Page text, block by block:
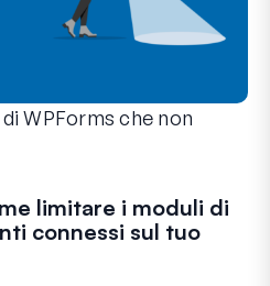
WPForms che non
limitare i moduli di
connessi sul tuo